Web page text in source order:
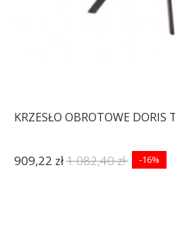
KRZESŁO OBROTOWE DORIS
909,22 zł1 082,40 zł -16%